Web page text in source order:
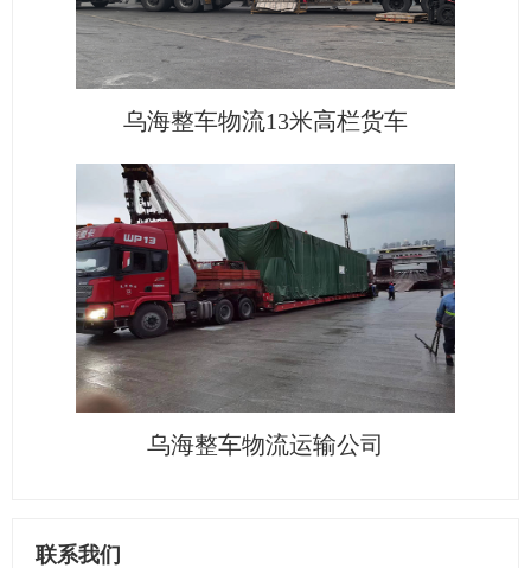
乌海整车物流13米高栏货车
乌海整车物流运输公司
联系我们